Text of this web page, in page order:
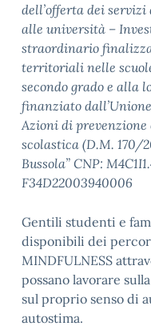
dell’offerta dei
alle università –
straordinario
territoriali nelle
secondo grado e alla
finanziato
Azioni di
scolastica (D.M. 170/
Bussola” CNP:
F34D22003940006
Gentili studenti e
disponibili dei
MINDFULNESS
possano lavorare
sul proprio senso di
autostima.